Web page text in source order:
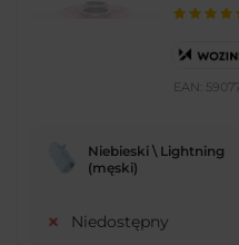
EAN:
Niebieski \ Lightning
(męski)
Niedostępny